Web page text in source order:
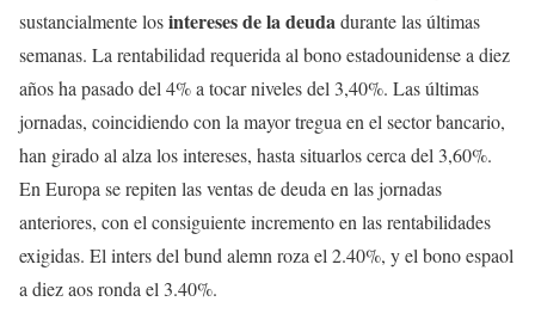
sustancialmente losintereses de la deudadurante las últimas
semanas. La rentabilidad requerida al bono estadounidense a diez
años ha pasado del 4% a tocar niveles del 3,40%. Las últimas
jornadas, coincidiendo con la mayor tregua en el sector bancario,
han girado al alza los intereses, hasta situarlos cerca del 3,60%.
En Europa se repiten las ventas de deuda en las jornadas
anteriores, con el consiguiente incremento en las rentabilidades
exigidas. El inters del bund alemn roza el 2.40%, y el bono espaol
a diez aos ronda el 3.40%.